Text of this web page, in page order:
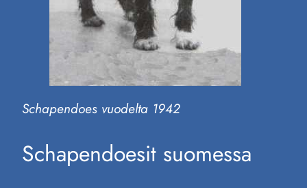
Schapendoes vuodelta 1942
Schapendoesit suomessa